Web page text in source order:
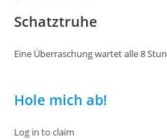
Schatztruhe
Eine Überraschung wartet alle 8
Hole mich ab!
Log in to claim